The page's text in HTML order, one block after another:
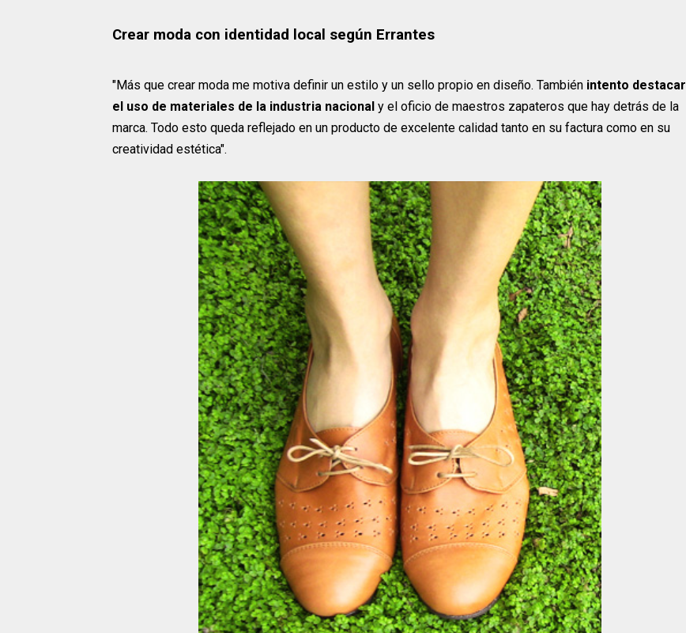
Crear moda con identidad local según Errantes
"Más que crear moda me motiva definir un estilo y un sello propio en diseño. También intento destacar
el uso de materiales de la industria nacional y el oficio de maestros zapateros que hay detrás de la
marca. Todo esto queda reflejado en un producto de excelente calidad tanto en su factura como en su
creatividad estética".